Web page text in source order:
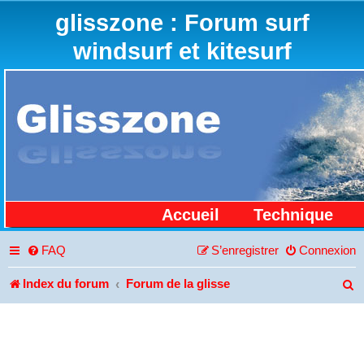
glisszone : Forum surf
windsurf et kitesurf
Accueil Technique
FAQ Connexion
S’enregistrer
Index du forum Forum de la glisse